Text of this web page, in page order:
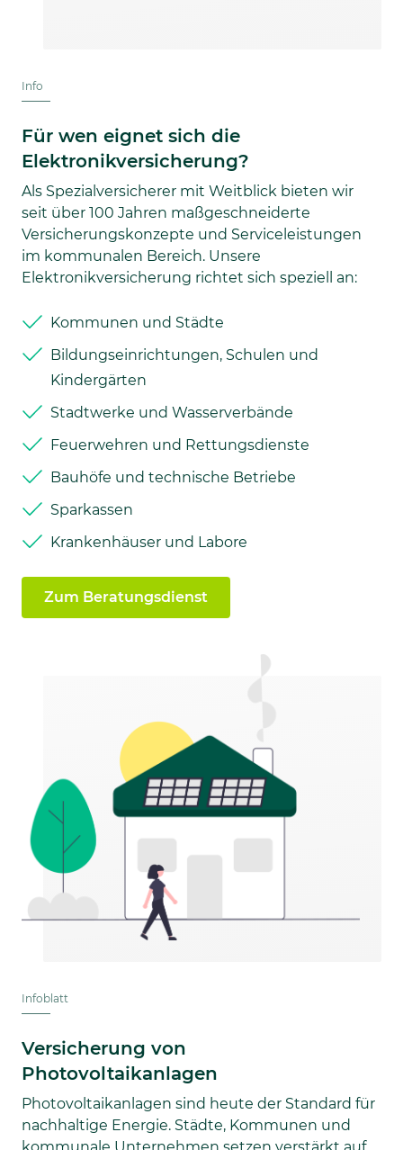
Info
Für wen eignet sich die
Elektronikversicherung?
Als Spezialversicherer mit Weitblick bieten wir
seit über 100 Jahren maßgeschneiderte
Versicherungskonzepte und Serviceleistungen
im kommunalen Bereich. Unsere
Elektronikversicherung richtet sich speziell an:
Kommunen und Städte
Bildungseinrichtungen, Schulen und
Kindergärten
Stadtwerke und Wasserverbände
Feuerwehren und Rettungsdienste
Bauhöfe und technische Betriebe
Sparkassen
Krankenhäuser und Labore
Zum Beratungsdienst
Infoblatt
Versicherung von
Photovoltaikanlagen
Photovoltaikanlagen sind heute der Standard für
nachhaltige Energie. Städte, Kommunen und
kommunale Unternehmen setzen verstärkt auf